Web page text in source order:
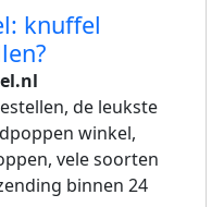
knuffel
de leukste
winkel,
vele soorten
binnen 24